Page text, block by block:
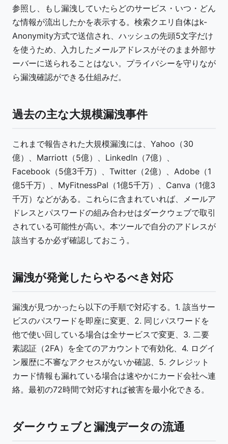
参照し、もし漏洩していたらどのサービス・いつ・どん
な情報が流出したかを表示する。検索クエリ自体はk-
Anonymity方式で送信され、ハッシュの先頭5文字だけ
を使うため、入力したメールアドレスがそのまま外部サ
ーバーに送られることはない。プライバシーを守りなが
ら漏洩確認ができる仕組みだ。
過去の主な大規模漏洩事件
これまで報告された大規模漏洩には、Yahoo（30
億）、Marriott（5億）、LinkedIn（7億）、
Facebook（5億3千万）、Twitter（2億）、Adobe（1
億5千万）、MyFitnessPal（1億5千万）、Canva（1億3
千万）などがある。これらに含まれていれば、メールア
ドレスとパスワードの組み合わせはダークウェブで取引
されている可能性が高い。本ツールで自分のアドレスが
該当するか必ず確認しておこう。
漏洩が発覚したらやるべき対応
漏洩が見つかったら以下の手順で対応する。1. 該当サー
ビスのパスワードを即座に変更、2. 同じパスワードを
他で使い回している場合は全サービスで変更、3. 二要
素認証（2FA）を全てのアカウントで有効化、4. ログイ
ン履歴に不審なアクセスがないか確認、5. クレジット
カード情報も漏れている場合は速やかにカード会社へ連
絡。最初の72時間で対応すれば被害を最小化できる。
ダークウェブと漏洩データの流通